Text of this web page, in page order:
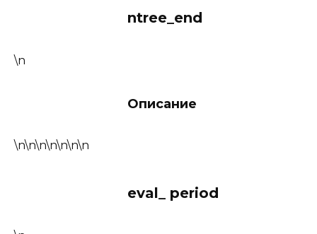
ntree_end
\n
Описание
\n\n\n\n\n\n\n
eval_ period